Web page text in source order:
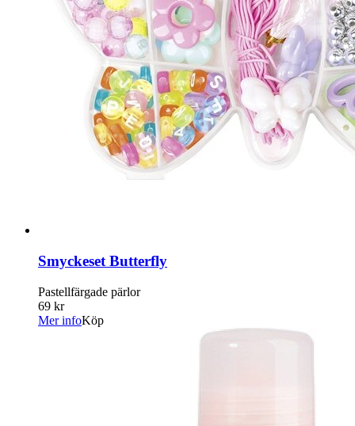
Smyckeset Butterfly
Pastellfärgade pärlor
69 kr
Mer infoKöp